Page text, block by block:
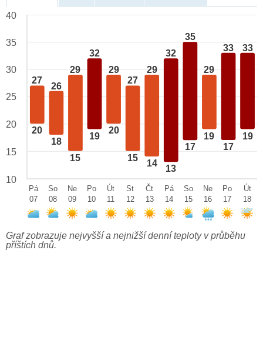
27
20
26
18
29
15
32
19
29
20
27
15
29
14
32
13
35
17
29
19
33
17
33
19
40
35
30
25
20
15
10
Pá
07
So
08
Ne
09
Po
10
Út
11
St
12
Čt
13
Pá
14
So
15
Ne
16
Po
17
Út
18
Graf zobrazuje nejvyšší a nejnižší denní teploty v průběhu
příštích dnů.